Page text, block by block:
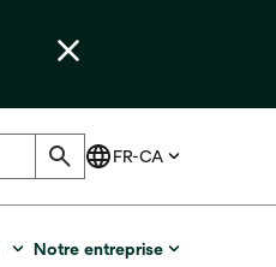
Notre entreprise